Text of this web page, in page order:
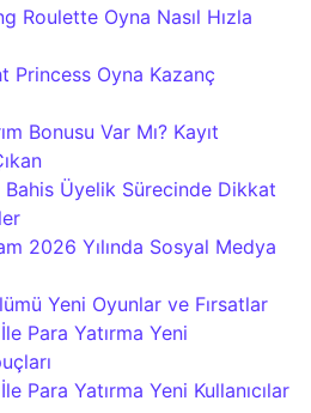
Roulette Oyna Nasıl Hızla
Princess Oyna Kazanç
Bonusu Var Mı? Kayıt
Üyelik Sürecinde Dikkat
2026 Yılında Sosyal Medya
Yeni Oyunlar ve Fırsatlar
Para Yatırma Yeni
Para Yatırma Yeni Kullanıcılar